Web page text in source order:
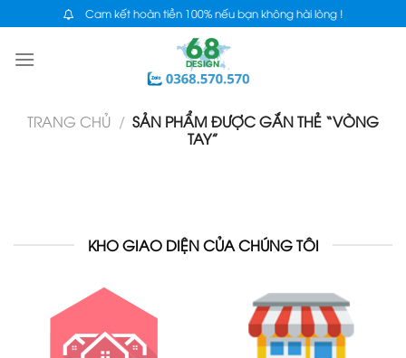
content
Cam kết hoàn tiền 100% nếu bạn không hài lòng !
TRANG CHỦ / SẢN PHẨM ĐƯỢC GẮN THẺ “VÒNG
TAY”
KHO GIAO DIỆN CỦA CHÚNG TÔI